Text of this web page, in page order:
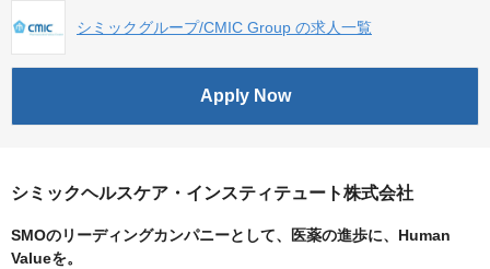
シミックグループ/CMIC Group の求人一覧
Apply Now
シミックヘルスケア・インスティテュート株式会社
SMOのリーディングカンパニーとして、医薬の進歩に、Human
Valueを。